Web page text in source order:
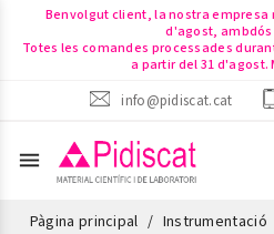
Benvolgut client, la nostra empresa
d'agost,
Totes les comandes processades
a partir del 31 d'agost.
info@pidiscat.cat
menu
Pàgina principal Instrumentació